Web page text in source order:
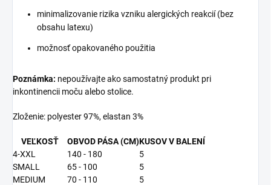
minimalizovanie rizika vzniku alergických reakcií (bez
obsahu latexu)
možnosť opakovaného použitia
Poznámka: nepoužívajte ako samostatný produkt pri
inkontinencii moču alebo stolice.
Zloženie: polyester 97%, elastan 3%
VEĽKOSŤ OBVOD PÁSA (CM)KUSOV V BALENÍ
4-XXL
140 - 180
5
SMALL
65 - 100
5
MEDIUM
70 - 110
5